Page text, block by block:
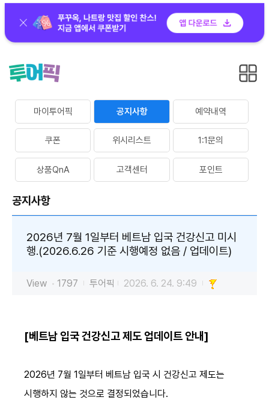
마이투어픽 공지사항 예약내역
쿠폰 위시리스트 1:1문의
상품QnA 고객센터 포인트
공지사항
2026년 7월 1일부터 베트남 입국 건강신고 미시
행.(2026.6.26 기준 시행예정 없음 / 업데이트)
View 1797 투어픽 2026. 6. 24. 9:49
[베트남 입국 건강신고 제도 업데이트 안내]
2026년 7월 1일부터 베트남 입국 시 건강신고 제도는
시행하지 않는 것으로 결정되었습니다.